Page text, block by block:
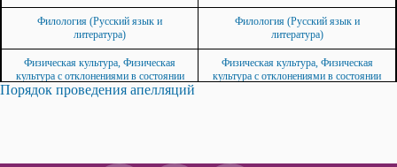
Основы
правоведения
Озеленение
Филология (Русский язык и
литература)
Филология (Русский язык и
литература)
Физическая культура, Физическая
культура с отклонениями в состоянии
здоровья
Физическая культура, Физическая
культура с отклонениями в состоянии
Порядок проведения апелляций